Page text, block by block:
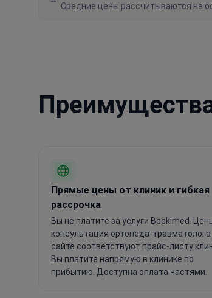
Средние цены рассчитываются на
Прямые цены от клиник и гибкая
рассрочка
Вы не платите за услуги Bookimed.
консультация ортопеда-травматолога
сайте соответствуют прайс-листу
Вы платите напрямую в клинике по
прибытию. Доступна оплата частями.